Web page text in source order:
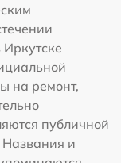
на ремонт,
публичной
Названия и